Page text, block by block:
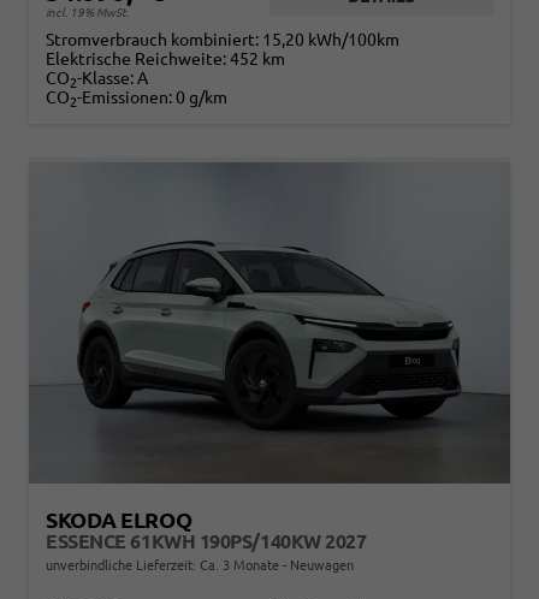
incl. 19% MwSt.
Stromverbrauch kombiniert: 15,20 kWh/100km
Elektrische Reichweite:452 km
CO2-Klasse:A
CO2-Emissionen:0 g/km
SKODA ELROQ
ESSENCE 61KWH 190PS/140KW 2027
unverbindliche Lieferzeit: Ca. 3 Monate Neuwagen